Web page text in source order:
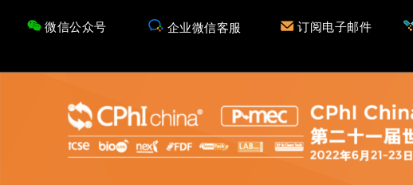
微信公众号 企业微信客服 订阅电子邮件